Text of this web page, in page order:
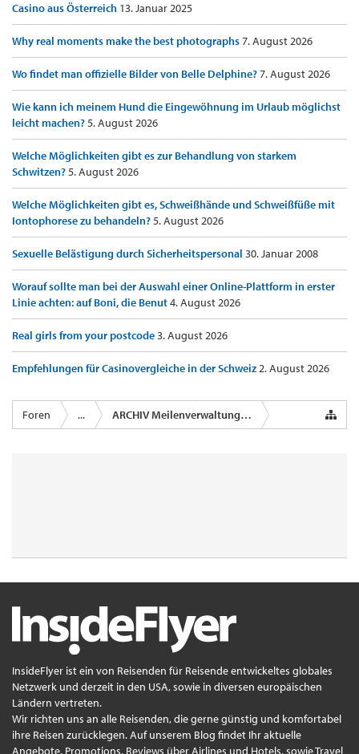
Casino aus Österreich 13. Januar 2025
Why real moments make the best photographs7. August 2026
Wo findet man offizielle Bilder von Belle Delphine?7. August 2026
Wie kann ich meinem Hund die Eingewöhnung im Urlaub möglichst
leicht machen?5. August 2026
Welche Möglichkeiten gibt es zur Behandlung von starkem
Schwitzen?5. August 2026
Welche Möglichkeiten gibt es, Schweißhände und Schweißfüße mit
Iontophorese zu behandeln?5. August 2026
Sexuelle Belästigung durch Sicherheitspersonal 30. Januar 2008
Worauf sollte man bei der Auswahl einer Online-Plattform in erster
Linie achten: auf Boni, die Benut4. August 2026
Real girls from your postcode3. August 2026
Empfehlungen für Casinovergleiche in der Schweiz2. August 2026
Foren ... ARCHIV Meilenverwaltungsprogramm
InsideFlyer ist ein von Reisenden für Reisende entwickeltes globales
Netzwerk und derzeit in den USA, sowie in diversen europäischen
Ländern vertreten.
Wir richten uns an alle Reisenden, die gerne günstig und komfortabel
ihre Reisen zurücklegen. Auf unserem Blog findet Ihr aktuelle
Angebote, Promotions, Reviews über Airlines und Hotels, sowie Travel